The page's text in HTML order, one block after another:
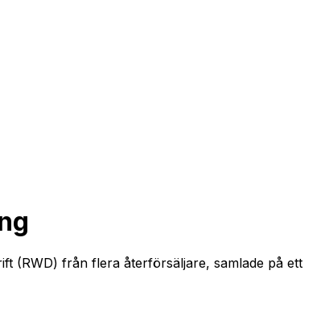
(RWD) från flera återförsäljare, samlade på ett